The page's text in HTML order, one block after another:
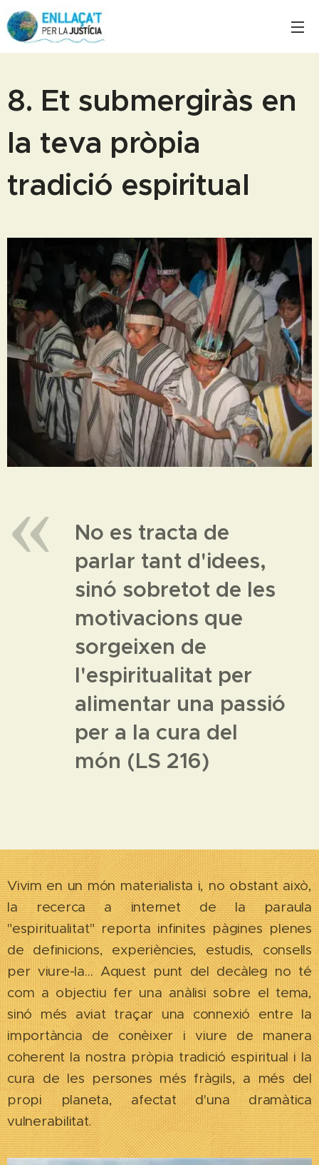
8. Et submergiràs en
la teva pròpia
tradició espiritual
No es tracta de
parlar tant d'idees,
sinó sobretot de les
motivacions que
sorgeixen de
l'espiritualitat per
alimentar una passió
per a la cura del
món (LS 216)
Vivim en un món materialista i, no obstant això,
la recerca a internet de la paraula
"espiritualitat" reporta infinites pàgines plenes
de definicions, experiències, estudis, consells
per viure-la... Aquest punt del decàleg no té
com a objectiu fer una anàlisi sobre el tema,
sinó més aviat traçar una connexió entre la
importància de conèixer i viure de manera
coherent la nostra pròpia tradició espiritual i la
cura de les persones més fràgils, a més del
propi planeta, afectat d'una dramàtica
vulnerabilitat.